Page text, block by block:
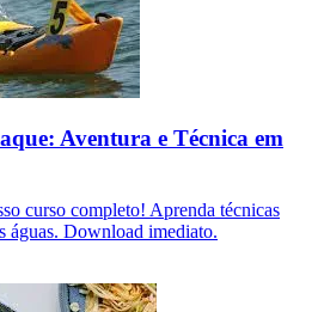
Aventura e Técnica em
curso completo! Aprenda técnicas
águas. Download imediato.